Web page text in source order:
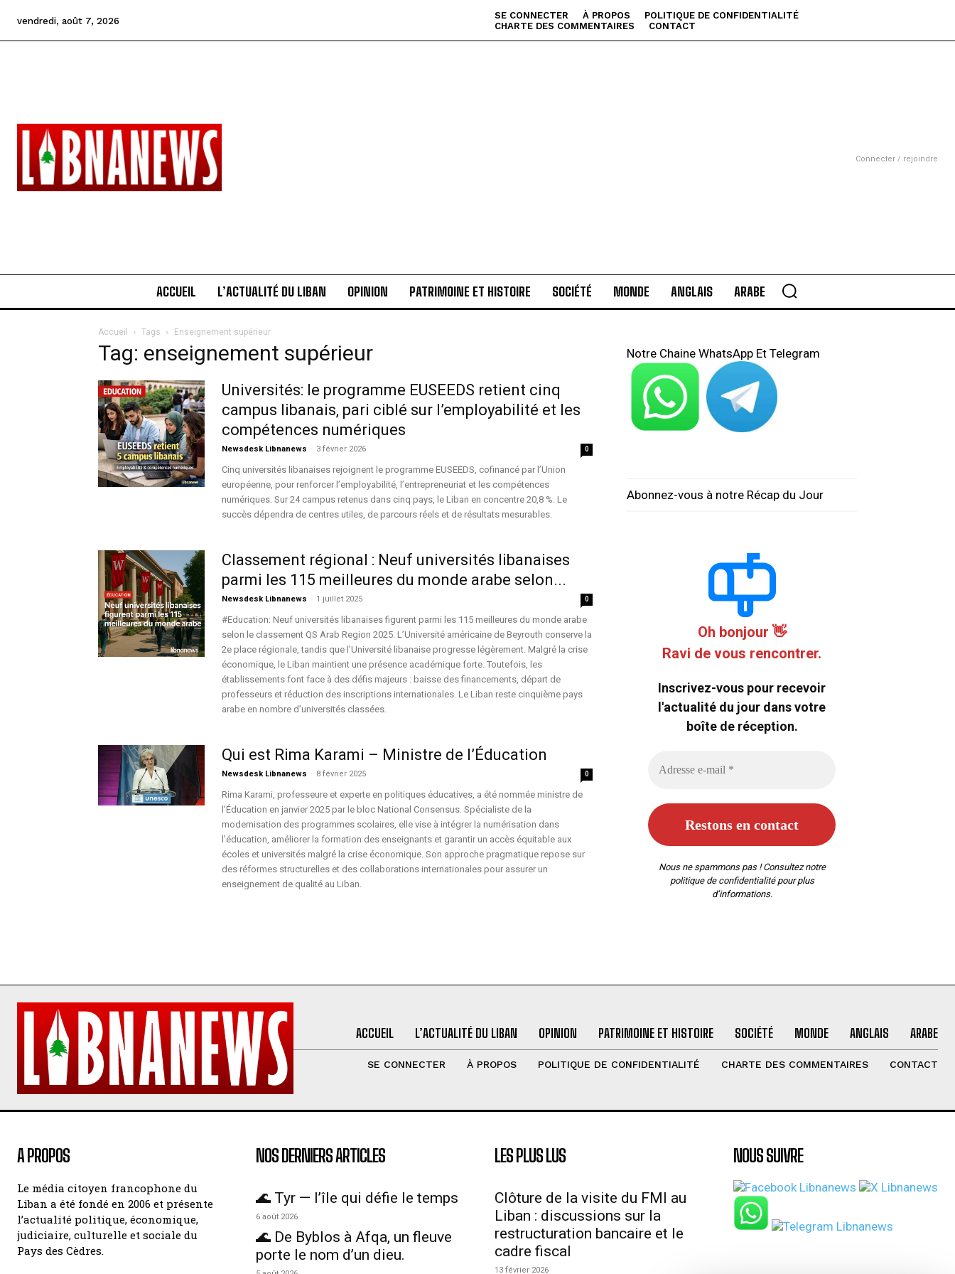
vendredi, août 7, 2026 SE CONNECTER À PROPOS
POLITIQUE DE CONFIDENTIALITÉ
CHARTE DES COMMENTAIRES
CONTACT
Connecter / rejoindre
ACCUEIL L’ACTUALITÉ DU LIBAN OPINION PATRIMOINE ET HISTOIRE SOCIÉTÉ MONDE ANGLAIS ARABE
Accueil Tags Enseignement supérieur
Tag: enseignement supérieur
Universités: le programme EUSEEDS retient cinq
campus libanais, pari ciblé sur l’employabilité et les
compétences numériques
Newsdesk Libnanews - 3 février 2026 0
Cinq universités libanaises rejoignent le programme EUSEEDS, cofinancé par l’Union
européenne, pour renforcer l’employabilité, l’entrepreneuriat et les compétences
numériques. Sur 24 campus retenus dans cinq pays, le Liban en concentre 20,8 %. Le
succès dépendra de centres utiles, de parcours réels et de résultats mesurables.
Classement régional : Neuf universités libanaises
parmi les 115 meilleures du monde arabe selon...
Newsdesk Libnanews - 1 juillet 2025 0
#Education: Neuf universités libanaises figurent parmi les 115 meilleures du monde arabe
selon le classement QS Arab Region 2025. L’Université américaine de Beyrouth conserve la
2e place régionale, tandis que l’Université libanaise progresse légèrement. Malgré la crise
économique, le Liban maintient une présence académique forte. Toutefois, les
établissements font face à des défis majeurs : baisse des financements, départ de
professeurs et réduction des inscriptions internationales. Le Liban reste cinquième pays
arabe en nombre d’universités classées.
Qui est Rima Karami – Ministre de l’Éducation
Newsdesk Libnanews - 8 février 2025 0
Rima Karami, professeure et experte en politiques éducatives, a été nommée ministre de
l'Éducation en janvier 2025 par le bloc National Consensus. Spécialiste de la
modernisation des programmes scolaires, elle vise à intégrer la numérisation dans
l’éducation, améliorer la formation des enseignants et garantir un accès équitable aux
écoles et universités malgré la crise économique. Son approche pragmatique repose sur
des réformes structurelles et des collaborations internationales pour assurer un
enseignement de qualité au Liban.
Notre Chaine WhatsApp Et Telegram
Abonnez-vous à notre Récap du Jour
Oh bonjour 👋
Ravi de vous rencontrer.
Inscrivez-vous pour recevoir
l'actualité du jour dans votre
boîte de réception.
Nous ne spammons pas ! Consultez notre
politique de confidentialitépour plus
d’informations.
ACCUEIL L’ACTUALITÉ DU LIBAN OPINION PATRIMOINE ET HISTOIRE SOCIÉTÉ MONDE ANGLAIS ARABE
SE CONNECTER À PROPOS POLITIQUE DE CONFIDENTIALITÉ CHARTE DES COMMENTAIRES CONTACT
A PROPOS
Le média citoyen francophone du
Liban a été fondé en 2006 et présente
l’actualité politique, économique,
judiciaire, culturelle et sociale du
Pays des Cèdres.
NOS DERNIERS ARTICLES
🌊 Tyr — l’île qui défie le temps
6 août 2026
🌊 De Byblos à Afqa, un fleuve
porte le nom d’un dieu.
LES PLUS LUS
Clôture de la visite du FMI au
Liban : discussions sur la
restructuration bancaire et le
cadre fiscal
13 février 2026
NOUS SUIVRE